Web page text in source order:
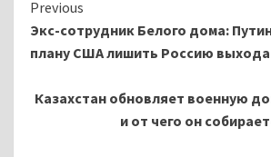
Continue
Reading
Previous
Экс-сотрудник Белого дома:
плану США лишить Россию
Казахстан обновляет военную
и от чего он